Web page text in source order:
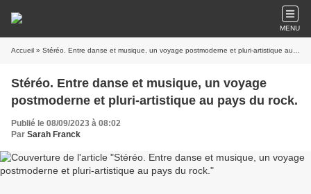
MENU
Accueil » Stéréo. Entre danse et musique, un voyage postmoderne et pluri-artistique au pays du rock.
Stéréo. Entre danse et musique, un voyage
postmoderne et pluri-artistique au pays du rock.
Publié le 08/09/2023 à 08:02
Par Sarah Franck